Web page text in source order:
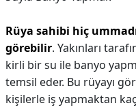
Rüya sahibi hiç
görebilir. Yakınları
kirli bir su ile banyo
temsil eder. Bu rüyayı
kişilerle iş yapmaktan